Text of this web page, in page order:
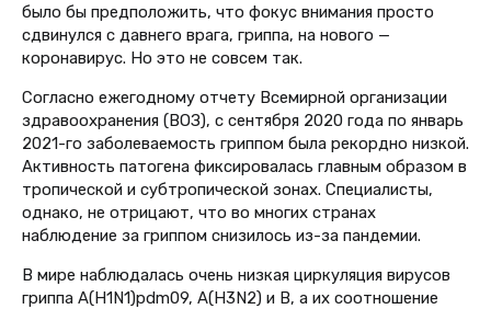
было бы предположить, что фокус внимания просто
сдвинулся с давнего врага, гриппа, на нового —
коронавирус. Но это не совсем так.
Согласно ежегодному отчету Всемирной организации
здравоохранения (ВОЗ), с сентября 2020 года по январь
2021-го заболеваемость гриппом была рекордно низкой.
Активность патогена фиксировалась главным образом в
тропической и субтропической зонах. Специалисты,
однако, не отрицают, что во многих странах
наблюдение за гриппом снизилось из-за пандемии.
В мире наблюдалась очень низкая циркуляция вирусов
гриппа A(H1N1)pdm09, A(H3N2) и B, а их соотношение